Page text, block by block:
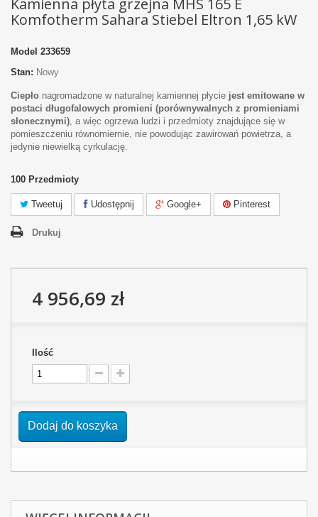
Kamienna płyta grzejna MHS 165 E
Komfotherm Sahara Stiebel Eltron 1,65 kW
Model 233659
Stan: Nowy
Ciepło nagromadzone w naturalnej kamiennej płycie jest emitowane w
postaci długofalowych promieni (porównywalnych z promieniami
słonecznymi), a więc ogrzewa ludzi i przedmioty znajdujące się w
pomieszczeniu równomiernie, nie powodując zawirowań powietrza, a
jedynie niewielką cyrkulację.
100 Przedmioty
Tweetuj Udostępnij Google+ Pinterest
Drukuj
4 956,69 zł
Ilość
Dodaj do koszyka